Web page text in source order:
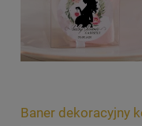
Baner dekoracyjny